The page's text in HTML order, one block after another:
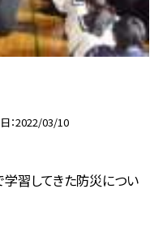
2022/03/10
学習してきた防災につい